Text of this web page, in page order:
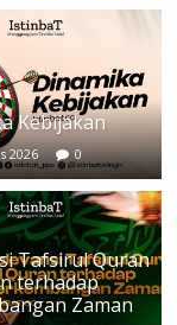
Kebijakan
2026 0
Tafsirul Quran
terhadap
Zaman